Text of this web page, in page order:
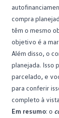
compra
têm o mesmo
objetivo é a
Além disso, o
planejada. Isso
parcelado, e
para conferir
completo à
Em resumo: o